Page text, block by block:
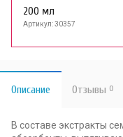
200 мл
Артикул: 30357
Описание Отзывы 0
В составе экстракты